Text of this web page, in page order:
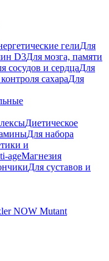
гелиДля
D3Для мозга, памяти
сосудов и сердцаДля
сахараДля
Диетическое
Для набора
и
ageМагнезия
Для суставов и
NOW Mutant